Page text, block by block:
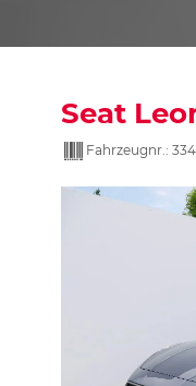
Seat
Fahrzeugnr.: